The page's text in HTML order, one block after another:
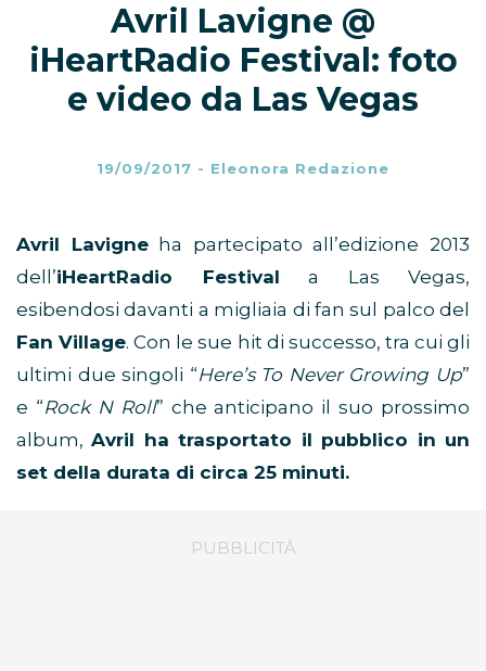
Avril Lavigne @
iHeartRadio Festival: foto
e video da Las Vegas
19/09/2017 - Eleonora Redazione
Avril Lavigneha partecipato all’edizione 2013
dell’iHeartRadio Festival a Las Vegas,
esibendosi davanti a migliaia di fan sul palco del
Fan Village. Con le sue hit di successo, tra cui gli
ultimi due singoli “Here’s To Never Growing Up”
e “Rock N Roll” che anticipano il suo prossimo
album,Avril ha trasportato il pubblico in un
set della durata di circa 25 minuti.